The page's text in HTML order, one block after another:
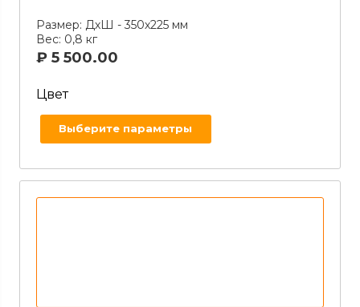
Размер: ДхШ - 350х225 мм
Вес: 0,8 кг
₽ 5 500.00
Цвет
Выберите параметры